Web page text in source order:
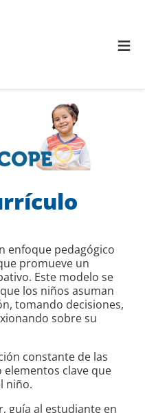
≡
enfoque pedagógico
promueve un
Este modelo se
los niños asuman
tomando decisiones,
sobre su
constante de las
clave que
niño.
guía al estudiante en